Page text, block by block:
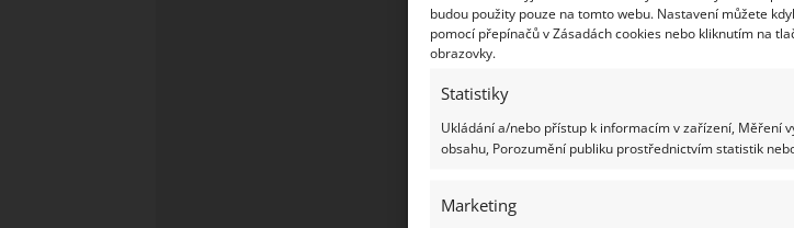
budou použity pouze na tomto webu. Nastavení můžete
pomocí přepínačů v Zásadách cookies nebo kliknutím na
obrazovky.
Statistiky
Ukládání a/nebo přístup k informacím v zařízení, Měření
obsahu, Porozumění publiku prostřednictvím statistik
Marketing